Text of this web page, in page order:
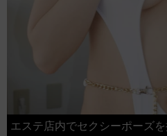
エステ店内でセクシーポーズ